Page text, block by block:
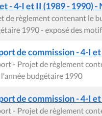
- 4-I et II (1989 - 1990) -
de règlement contenant le
1990 - exposé des
de commission - 4-I et
- Projet de règlement
budgétaire 1990
de commission - 4-I et
- Projet de règlement